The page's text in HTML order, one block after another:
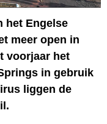
het Engelse
meer open in
voorjaar het
in gebruik
liggen de